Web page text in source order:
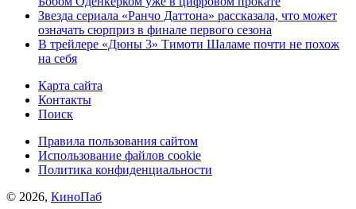
Звезда сериала «Ранчо Даттона» рассказала, что может
означать сюрприз в финале первого сезона
В трейлере «Дюны 3» Тимоти Шаламе почти не похож
на себя
Карта сайта
Контакты
Поиск
Правила пользования сайтом
Использование файлов cookie
Политика конфиденциальности
© 2026, КиноПаб